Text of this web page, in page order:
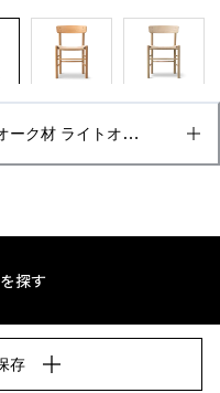
ク材 ライトオイル
探す
存